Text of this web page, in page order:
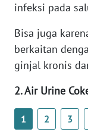
infeksi pada
Bisa juga
berkaitan
ginjal kronis
2. Air Urine
1 2 3
WN
WN
JAKARTA
WN
JABAR